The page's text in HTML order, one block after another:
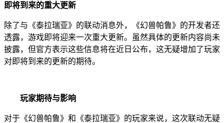
即将到来的重大更新
除了与《泰拉瑞亚》的联动消息外，《幻兽帕鲁》的开发者还
透露，游戏即将迎来一次重大更新。虽然具体的更新内容尚未
披露，但官方表示这些信息将在近日公布，这无疑增加了玩家
对即将到来的更新的期待。
玩家期待与影响
对于《幻兽帕鲁》和《泰拉瑞亚》的玩家来说，这次联动无疑